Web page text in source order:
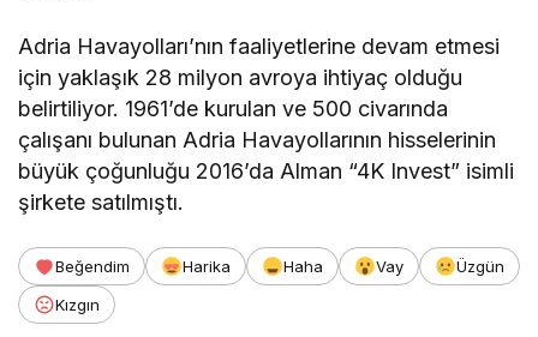
Adria Havayolları’nın faaliyetlerine devam etmesi
için yaklaşık 28 milyon avroya ihtiyaç olduğu
belirtiliyor. 1961’de kurulan ve 500 civarında
çalışanı bulunan Adria Havayollarının hisselerinin
büyük çoğunluğu 2016’da Alman “4K Invest” isimli
şirkete satılmıştı.
Beğendim Harika Haha Vay
Üzgün
Kızgın